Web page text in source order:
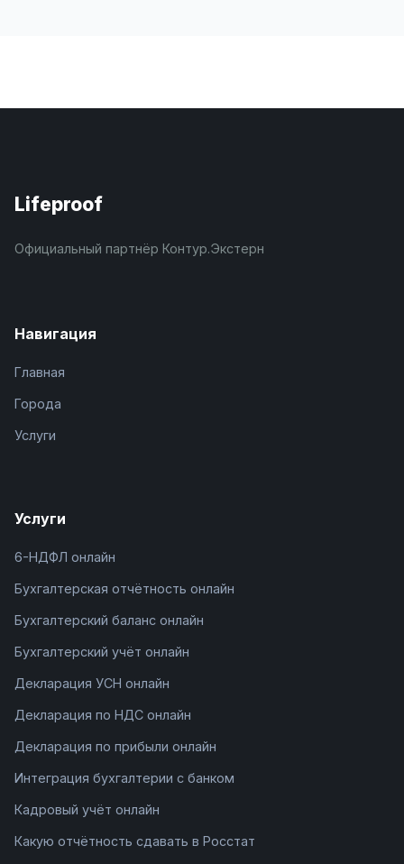
Lifeproof
Официальный партнёр Контур.Экстерн
Навигация
Главная
Города
Услуги
Услуги
6-НДФЛ онлайн
Бухгалтерская отчётность онлайн
Бухгалтерский баланс онлайн
Бухгалтерский учёт онлайн
Декларация УСН онлайн
Декларация по НДС онлайн
Декларация по прибыли онлайн
Интеграция бухгалтерии с банком
Кадровый учёт онлайн
Какую отчётность сдавать в Росстат